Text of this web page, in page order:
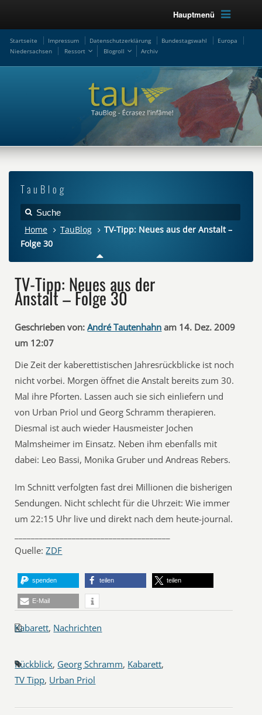
Hauptmenü
Startseite Impressum Datenschutzerklärung Bundestagswahl
Europa
Niedersachsen
Ressort Blogroll Archiv
TauBlog
Home TauBlog
TV-Tipp: Neues aus der Anstalt –
Folge 30
TV-Tipp: Neues aus der
Anstalt – Folge 30
Geschrieben von: André Tautenhahn am 14. Dez. 2009
um 12:07
Die Zeit der kaberettistischen Jahresrückblicke ist noch
nicht vorbei. Morgen öffnet die Anstalt bereits zum 30.
Mal ihre Pforten. Lassen auch sie sich einliefern und
von Urban Priol und Georg Schramm therapieren.
Diesmal ist auch wieder Hausmeister Jochen
Malmsheimer im Einsatz. Neben ihm ebenfalls mit
dabei: Leo Bassi, Monika Gruber und Andreas Rebers.
Im Schnitt verfolgten fast drei Millionen die bisherigen
Sendungen. Nicht schlecht für die Uhrzeit: Wie immer
um 22:15 Uhr live und direkt nach dem heute-journal.
Quelle:ZDF
spenden teilen teilen
E-Mail
Kabarett, Nachrichten
Rückblick, Georg Schramm, Kabarett,
TV Tipp, Urban Priol